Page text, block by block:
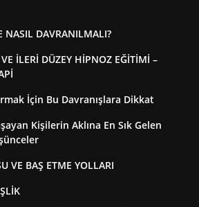
NASIL DAVRANILMALI?
İLERİ DÜZEY HİPNOZ EĞİTİMİ –
İçin Bu Davranışlara Dikkat
Kişilerin Aklına En Sık Gelen
VE BAŞ ETME YOLLARI